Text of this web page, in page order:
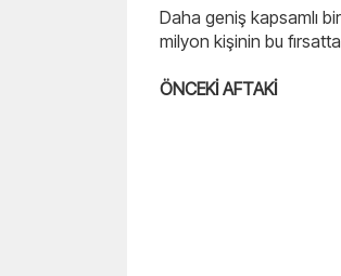
Daha geniş kapsamlı
milyon kişinin bu
ÖNCEKİ AFTAKİ